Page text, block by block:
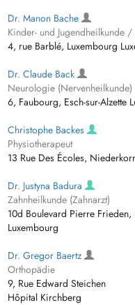
Dr. Manon Bache
Kinder- und Jugendheilkunde
4, rue Barblé, Luxembourg
Dr. Claude Back
Neurologie (Nervenheilkunde)
6, Faubourg, Esch-sur-Alzette
Christophe Backes
Physiotherapeut
13 Rue Des Écoles,
Dr. Justyna Badura
Zahnheilkunde (Zahnarzt)
10d Boulevard Pierre
Luxembourg
Dr. Gregor Baertz
Orthopädie
9, Rue Edward Steichen
Hôpital Kirchberg